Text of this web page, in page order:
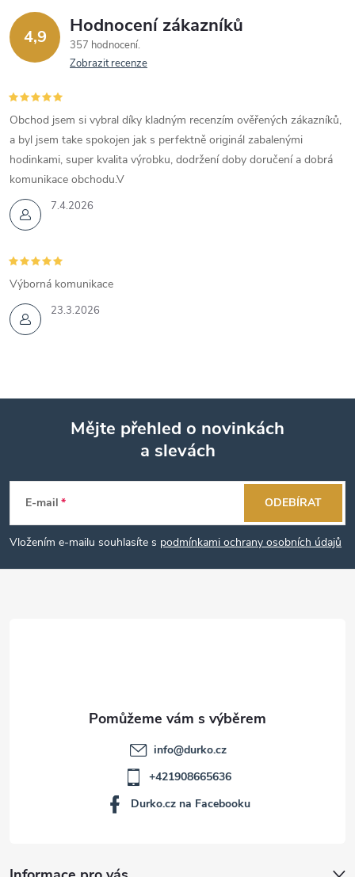
4,9 Hodnocení zákazníků
357 hodnocení
Zobrazit recenze
7.4.2026
Obchod jsem si vybral díky kladným recenzím ověřených zákazníků,
a byl jsem take spokojen jak s perfektně originál zabalenými
hodinkami, super kvalita výrobku, dodržení doby doručení a dobrá
komunikace obchodu.V
23.3.2026
Výborná komunikace
p
a
Mějte přehled o novinkách
a slevách
E-mail
Vložením e-mailu souhlasíte s podmínkami ochrany osobních údajů
ODEBÍRAT
info@durko.cz
+421908665636
Durko.cz na Facebooku